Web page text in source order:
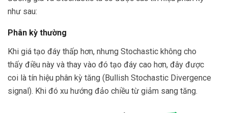
như sau:
Phân kỳ thường
Khi giá tạo đáy thấp hơn, nhưng Stochastic không cho
thấy điều này và thay vào đó tạo đáy cao hơn, đây được
coi là tín hiệu phân kỳ tăng (Bullish Stochastic Divergence
signal). Khi đó xu hướng đảo chiều từ giảm sang tăng.